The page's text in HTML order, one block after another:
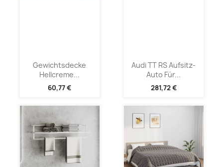
Gewichtsdecke
Hellcreme...
60,77 €
Audi TT RS Aufsitz-
Auto Für...
281,72 €